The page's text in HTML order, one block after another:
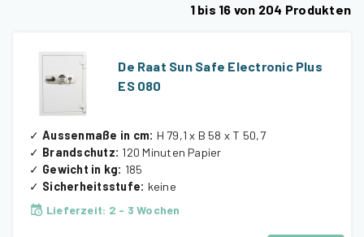
1 bis 16 von 204 Produkten
De Raat Sun Safe Electronic Plus
ES 080
✓ Aussenmaße in cm: H 79,1 x B 58 x T 50,7
✓ Brandschutz: 120 Minuten Papier
✓ Gewicht in kg: 185
✓ Sicherheitsstufe: keine
Lieferzeit: 2 - 3 Wochen